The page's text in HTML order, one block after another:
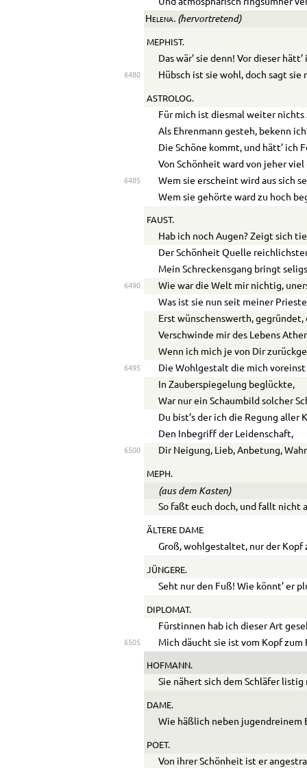
Und atmosphärisch ringsumher
Helena. (hervortretend)
MEPHIST.
Das wär’ sie denn! Vor dieser hätt’
6480 Hübsch ist sie wohl, doch sagt sie
ASTROLOG.
Für mich ist diesmal weiter nichts
Als Ehrenmann gesteh, bekenn
Die Schöne kommt, und hätt’ ich
Von Schönheit ward von jeher viel
6485
Wem sie erscheint wird aus sich
Wem sie gehörte ward zu hoch
FAUST.
Hab ich noch Augen? Zeigt sich
Der Schönheit Quelle
Mein Schreckensgang bringt
6490
Wie war die Welt mir nichtig,
Was ist sie nun seit meiner
Erst wünschenswerth, gegründet,
Verschwinde mir des Lebens
Wenn ich mich je von Dir
6495
Die Wohlgestalt die mich
In Zauberspiegelung beglückte,
War nur ein Schaumbild solcher
Du bist’s der ich die Regung aller
Den Inbegriff der Leidenschaft,
6500 Dir Neigung, Lieb, Anbetung,
MEPH.
(aus dem Kasten)
So faßt euch doch, und fallt nicht
ÄLTERE DAME
Groß, wohlgestaltet, nur der Kopf
JÜNGERE.
Seht nur den Fuß! Wie könnt’ er
DIPLOMAT.
Fürstinnen hab ich dieser Art
6505 Mich däucht sie ist vom Kopf zum
HOFMANN.
Sie nähert sich dem Schläfer listig
DAME.
Wie häßlich neben jugendreinem
POET.
Von ihrer Schönheit ist er